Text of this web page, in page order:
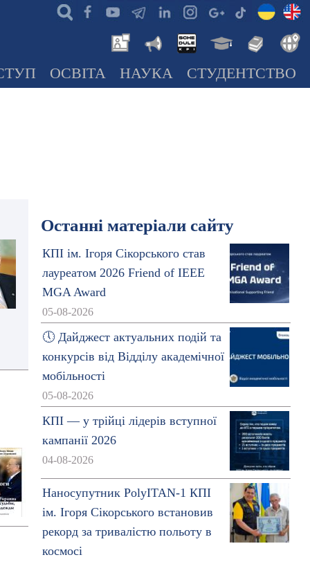
ОСВІТА НАУКА СТУДЕНТСТВО
Останні матеріали сайту
КПІ ім. Ігоря Сікорського став
лауреатом 2026 Friend of IEEE
MGA Award
05-08-2026
🕔 Дайджест актуальних подій та
конкурсів від Відділу академічної
мобільності
05-08-2026
КПІ — у трійці лідерів вступної
кампанії 2026
04-08-2026
Наносупутник PolyITAN-1 КПІ
ім. Ігоря Сікорського встановив
рекорд за тривалістю польоту в
космосі